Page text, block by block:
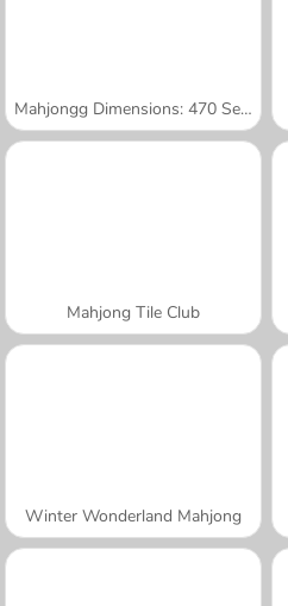
Mahjongg Dimensions: 470 Seconds
Mahjong Tile Club
Winter Wonderland Mahjong